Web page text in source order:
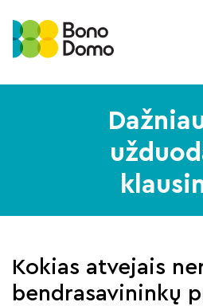
Kokias atvejais
bendrasavininkų